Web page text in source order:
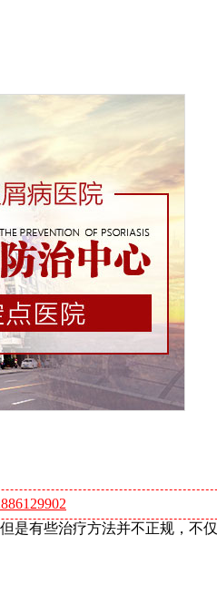
是有些治疗方法并不正规，不